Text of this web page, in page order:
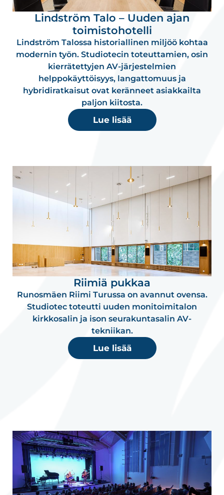
Lindström Talo – Uuden ajan
toimistohotelli
Lindström Talossa historiallinen miljöö kohtaa
modernin työn. Studiotecin toteuttamien, osin
kierrätettyjen AV-järjestelmien
helppokäyttöisyys, langattomuus ja
hybridiratkaisut ovat keränneet asiakkailta
paljon kiitosta.
Lue lisää
Riimiä pukkaa
Runosmäen Riimi Turussa on avannut ovensa.
Studiotec toteutti uuden monitoimitalon
kirkkosalin ja ison seurakuntasalin AV-
tekniikan.
Lue lisää